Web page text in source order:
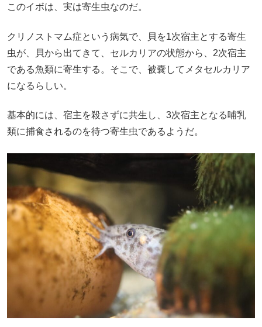
このイボは、実は寄生虫なのだ。
クリノストマム症という病気で、貝を1次宿主とする寄生
虫が、貝から出てきて、セルカリアの状態から、2次宿主
である魚類に寄生する。そこで、被嚢してメタセルカリア
になるらしい。
基本的には、宿主を殺さずに共生し、3次宿主となる哺乳
類に捕食されるのを待つ寄生虫であるようだ。